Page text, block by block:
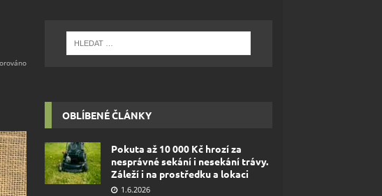
OBLÍBENÉ ČLÁNKY
Pokuta až 10 000 Kč hrozí za
nesprávné sekání i nesekání trávy.
Záleží i na prostředku a lokaci
1.6.2026